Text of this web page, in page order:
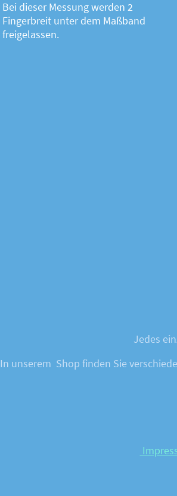
Bei dieser Messung werden 2
Fingerbreit unter dem Maßband
freigelassen.
Jedes
In unserem Shop finden Sie